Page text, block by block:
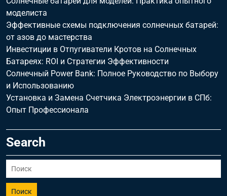
моделиста
Эффективные схемы подключения солнечных батарей:
от азов до мастерства
Инвестиции в Отпугиватели Кротов на Солнечных
Батареях: ROI и Стратегии Эффективности
Солнечный Power Bank: Полное Руководство по Выбору
и Использованию
Установка и Замена Счетчика Электроэнергии в СПб:
Опыт Профессионала
Search
Поиск